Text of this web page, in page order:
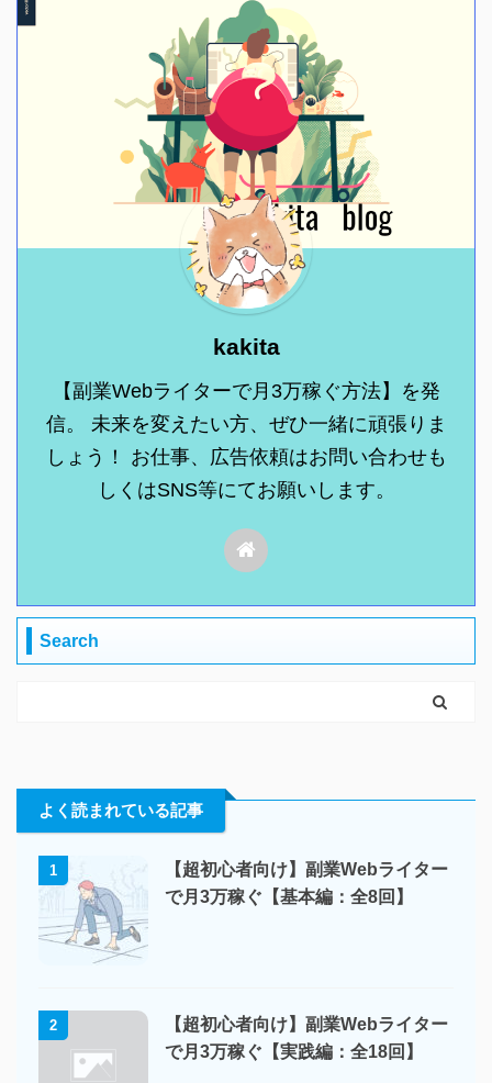
kakita
【副業Webライターで月3万稼ぐ方法】を発
信。 未来を変えたい方、ぜひ一緒に頑張りま
しょう！ お仕事、広告依頼はお問い合わせも
しくはSNS等にてお願いします。
Search
よく読まれている記事
1
【超初心者向け】副業Webライター
で月3万稼ぐ【基本編：全8回】
2
【超初心者向け】副業Webライター
で月3万稼ぐ【実践編：全18回】